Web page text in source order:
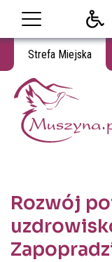
Strefa Miejska
Miasto i
Miasto i Gmina Uzdrowiskowa
Rozwój